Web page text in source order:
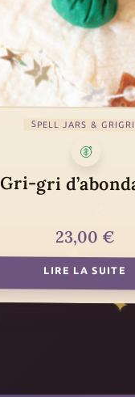
SPELL JARS &
Gri-gri
23,00 €
LIRE LA SUITE